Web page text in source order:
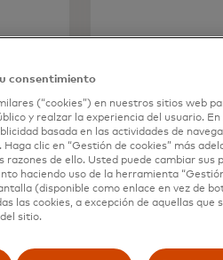
consentimiento
(“cookies”) en nuestros sitios web
y realzar la experiencia del usuario.
basada en las actividades de
clic en “Gestión de cookies” más
razones de ello. Usted puede cambiar sus
haciendo uso de la herramienta
(disponible como enlace en vez de
las cookies, a excepción de aquellas que
sitio.